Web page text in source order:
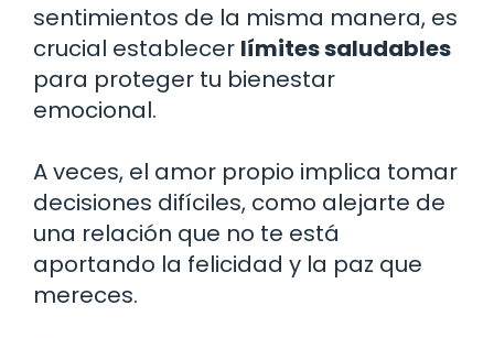
sentimientos de la misma manera, es
crucial establecer límites saludables
para proteger tu bienestar
emocional.
A veces, el amor propio implica tomar
decisiones difíciles, como alejarte de
una relación que no te está
aportando la felicidad y la paz que
mereces.